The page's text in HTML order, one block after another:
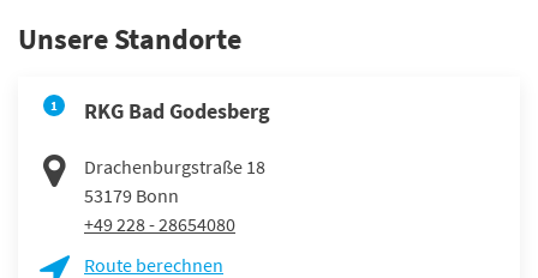
Unsere Standorte
1 RKG Bad Godesberg
Drachenburgstraße 18
53179 Bonn
+49 228 - 28654080
Route berechnen